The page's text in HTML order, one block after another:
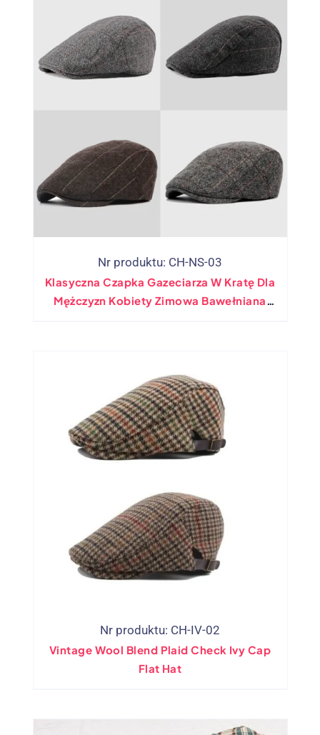
Nr produktu: CH-NS-03
Klasyczna Czapka Gazeciarza W Kratę Dla
Mężczyzn Kobiety Zimowa Bawełniana
Nr produktu: CH-IV-02
Vintage Wool Blend Plaid Check Ivy Cap
Flat Hat